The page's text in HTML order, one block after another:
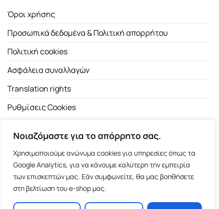
Νοιαζόμαστε για το απόρρητο σας.
Χρησιμοποιούμε ανώνυμα cookies για υπηρεσίες όπως τα
Google Analytics, για να κάνουμε καλύτερη την εμπειρία
των επισκεπτών μας. Εάν συμφωνείτε, θα μας βοηθήσετε
στη βελτίωση του e-shop μας.
Όροι χρήσης
Προσωπικά δεδομένα & Πολιτική απορρήτου
Πολιτική cookies
Ασφάλεια συναλλαγών
Translation rights
Ρυθμίσεις Cookies
Copyright 2026 ©Εκδοτικός Οίκος Α.Α. Λιβάνη| All rights
reserved.
Σόλωνος 98, 10680 Αθήνα | Τ:2103661200- F: 2103617791